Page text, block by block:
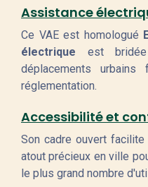
Assistance
Ce VAE est homologué
électrique est
déplacements
réglementation.
Accessibilité et
Son cadre ouvert
atout précieux en ville
le plus grand nombre